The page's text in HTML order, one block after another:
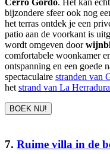
Cerro Gordo. Het kan
bijzondere sfeer ook nog
het terras ontdek je een
patio aan de voorkant is
wordt omgeven door
comfortabele woonkamer
ontspanning en een goede
spectaculaire stranden van
het strand van La Herradura
BOEK NU!
7. Ruime villa in de